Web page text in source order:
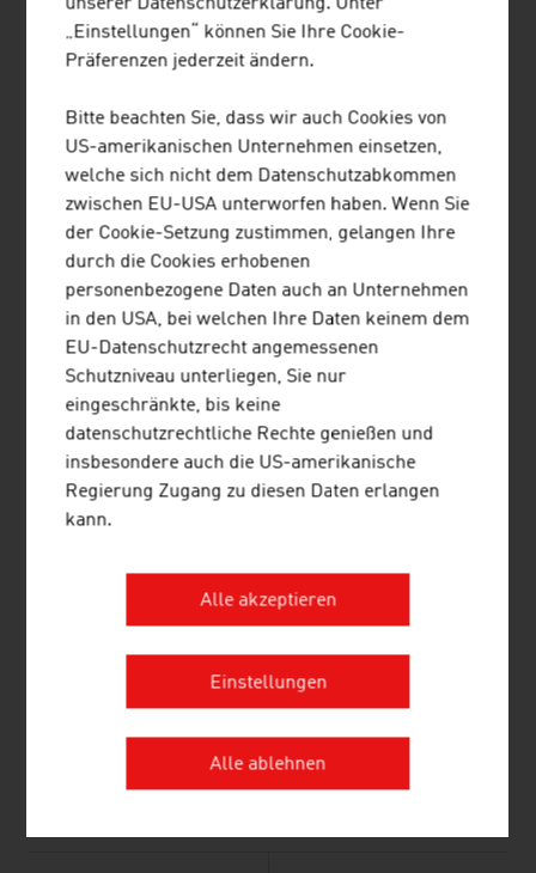
Konjunkturbericht 2026
Marktkommunikation
Unternehmensberatung,
und Informationstechnologie
Ingenieurbüros 6.768
Immobilien- und
Vermögenstreuhänder
Buch- und Medienwirtschaft
Versicherungsmakler und
Berater
Versicherungsangelegenheiten
unserer Datenschutzerklärung. Unter
„Einstellungen“ können Sie Ihre Cookie-
Präferenzen jederzeit ändern.
Bitte beachten Sie, dass wir auch Cookies von
US-amerikanischen Unternehmen einsetzen,
welche sich nicht dem Datenschutzabkommen
zwischen EU-USA unterworfen haben. Wenn Sie
der Cookie-Setzung zustimmen, gelangen Ihre
durch die Cookies erhobenen
personenbezogene Daten auch an Unternehmen
in den USA, bei welchen Ihre Daten keinem dem
EU-Datenschutzrecht angemessenen
Schutzniveau unterliegen, Sie nur
eingeschränkte, bis keine
datenschutzrechtliche Rechte genießen und
insbesondere auch die US-amerikanische
Regierung Zugang zu diesen Daten erlangen
kann.
Alle akzeptieren
Einstellungen
Alle ablehnen